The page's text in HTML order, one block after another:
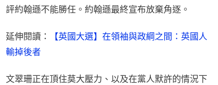
評約翰遜不能勝任。約翰遜最終宣布放棄角逐。
延伸閱讀：
【英國大選】在領袖與政綱之間：英國人
輸掉後者
文翠珊正在頂住莫大壓力、以及在黨人默許的情況下